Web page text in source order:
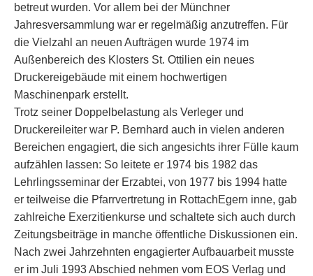
betreut wurden. Vor allem bei der Münchner
Jahresversammlung war er regelmäßig anzutreffen. Für
die Vielzahl an neuen Aufträgen wurde 1974 im
Außenbereich des Klosters St. Ottilien ein neues
Druckereigebäude mit einem hochwertigen
Maschinenpark erstellt.
Trotz seiner Doppelbelastung als Verleger und
Druckereileiter war P. Bernhard auch in vielen anderen
Bereichen engagiert, die sich angesichts ihrer Fülle kaum
aufzählen lassen: So leitete er 1974 bis 1982 das
Lehrlingsseminar der Erzabtei, von 1977 bis 1994 hatte
er teilweise die Pfarrvertretung in RottachEgern inne, gab
zahlreiche Exerzitienkurse und schaltete sich auch durch
Zeitungsbeiträge in manche öffentliche Diskussionen ein.
Nach zwei Jahrzehnten engagierter Aufbauarbeit musste
er im Juli 1993 Abschied nehmen vom EOS Verlag und